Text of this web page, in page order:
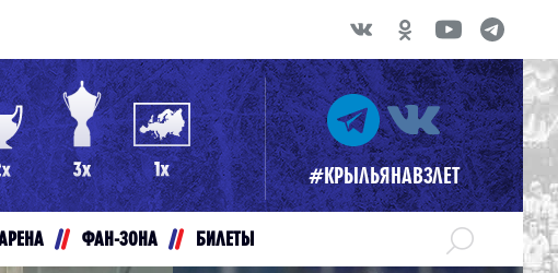
#КРЫЛЬЯНАВЗЛЕТ
ФАН-ЗОНА БИЛЕТЫ